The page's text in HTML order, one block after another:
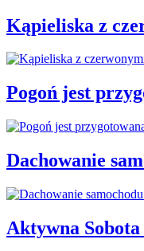
Kąpieliska z
Pogoń jest
Dachowanie
Aktywna